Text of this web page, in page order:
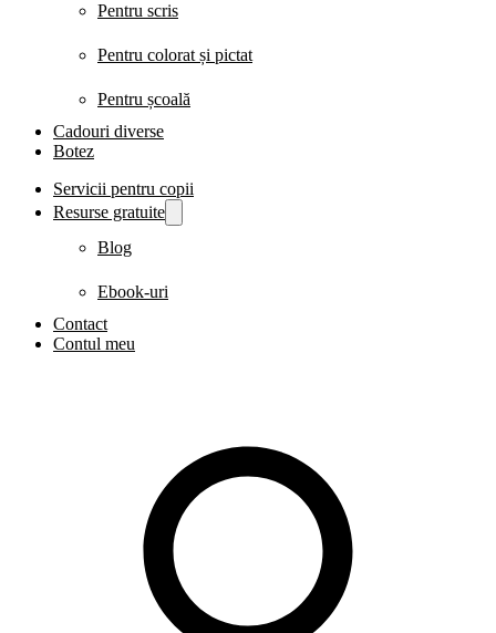
Pentru scris
Pentru colorat și pictat
Pentru școală
Cadouri diverse
Botez
Servicii pentru copii
Resurse gratuite
Blog
Ebook-uri
Contact
Contul meu